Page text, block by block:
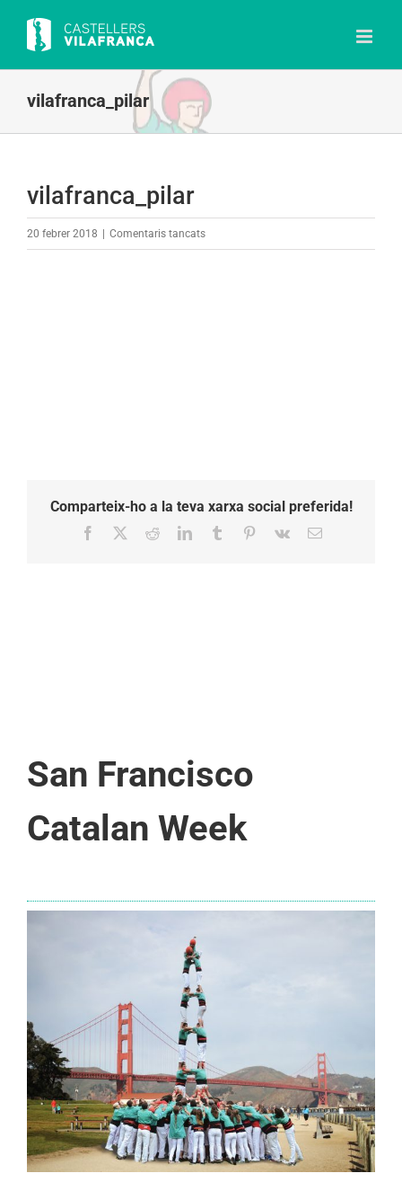
content
vilafranca_pilar
vilafranca_pilar
20 febrer 2018 Comentaris tancatsa
Comparteix-ho a la teva xarxa social preferida!
Facebook RedditLinkedInTumblr Pinterest
Vk Email:
San Francisco
Catalan Week